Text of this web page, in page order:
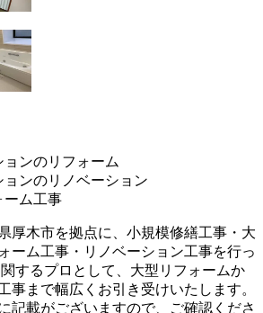
ョンのリフォーム
ョンのリノベーション
ーム工事
厚木市を拠点に、小規模修繕工事・大
ーム工事・リノベーション工事を行っ
するプロとして、大型リフォームか
事まで幅広くお引き受けいたします。
記載がございますので、ご確認くださ